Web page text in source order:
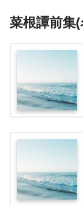
菜根譚前集